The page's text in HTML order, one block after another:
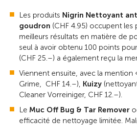
Les produits Nigrin Nettoyant
goudron (CHF 4.95) occupent
meilleurs résultats en matière de
seul à avoir obtenu 100 points
(CHF 25.–) a également reçu la
Viennent ensuite, avec la mention
Grime, CHF 14.–), Kuizy
Cleaner Vorreiniger, CHF 12.–).
Le Muc Off Bug & Tar Remover
efficacité de nettoyage limitée.